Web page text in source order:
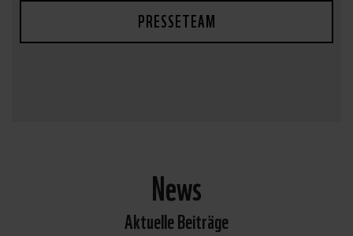
PRESSETEAM
News
Aktuelle Beiträge